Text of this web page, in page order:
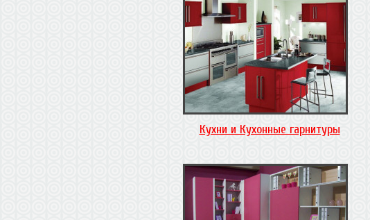
Кухни и Кухонные гарнитуры